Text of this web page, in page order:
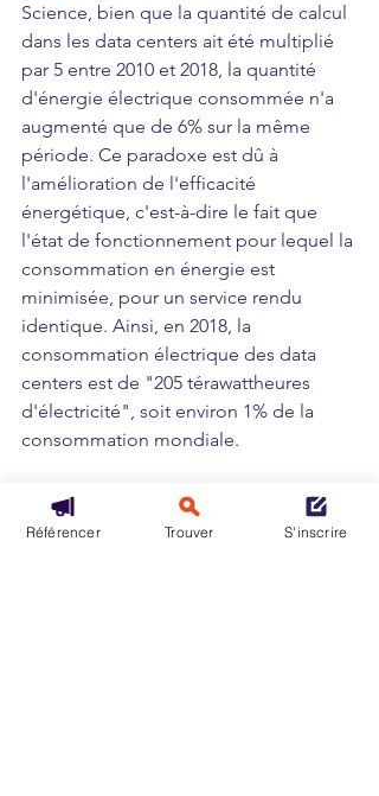
Science, bien que la quantité de calcul
dans les data centers ait été multiplié
par 5 entre 2010 et 2018, la quantité
d'énergie électrique consommée n'a
augmenté que de 6% sur la même
période. Ce paradoxe est dû à
l'amélioration de l'efficacité
énergétique, c'est-à-dire le fait que
l'état de fonctionnement pour lequel la
consommation en énergie est
minimisée, pour un service rendu
identique. Ainsi, en 2018, la
consommation électrique des data
centers est de "205 térawattheures
d'électricité", soit environ 1% de la
consommation mondiale.
https://www.youtube.com/watch?
Référencer Trouver S'inscrire